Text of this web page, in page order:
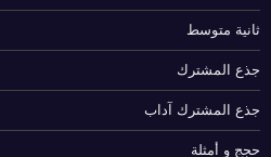
ثانية متوسط
جذع المشترك
جذع المشترك آداب
حجج و أمثلة